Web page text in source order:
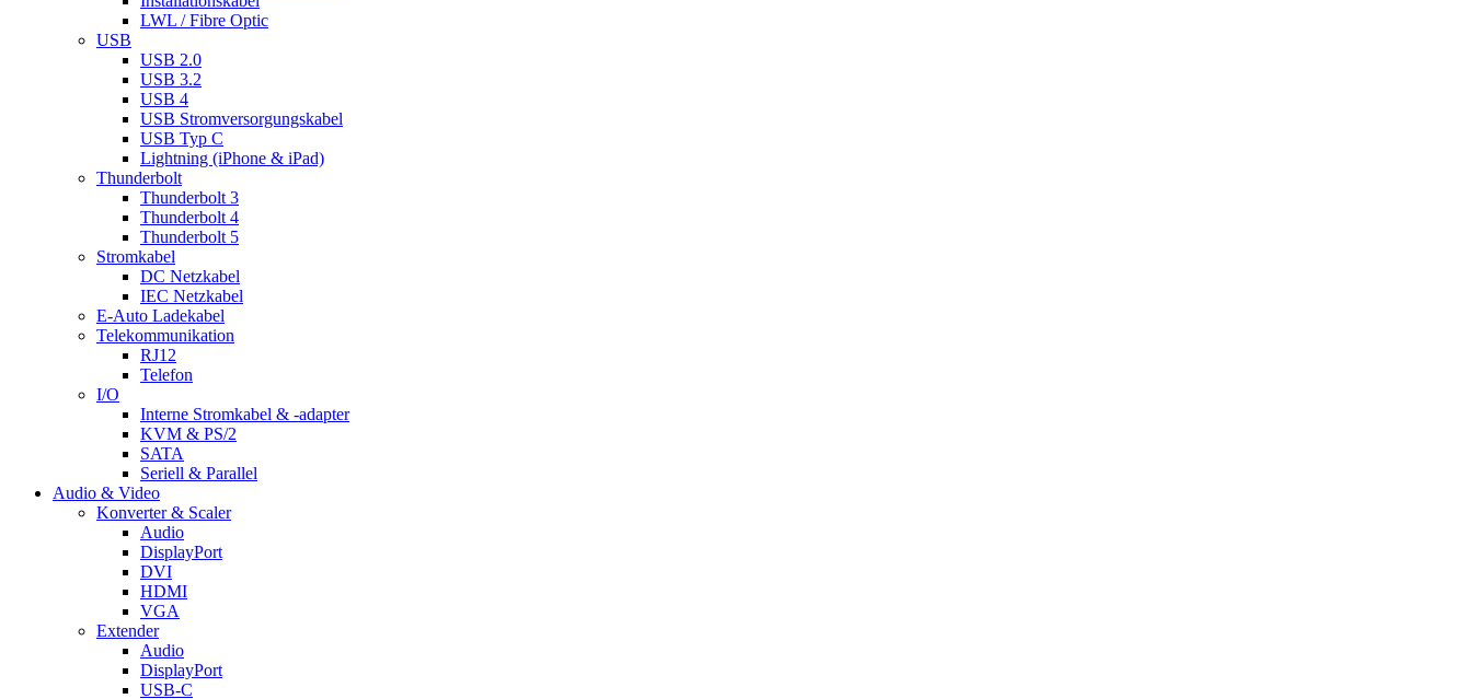
LWL / Fibre Optic
USB
USB 2.0
USB 3.2
USB 4
USB Stromversorgungskabel
USB Typ C
Lightning (iPhone & iPad)
Thunderbolt
Thunderbolt 3
Thunderbolt 4
Thunderbolt 5
Stromkabel
DC Netzkabel
IEC Netzkabel
E-Auto Ladekabel
Telekommunikation
RJ12
Telefon
I/O
Interne Stromkabel & -adapter
KVM & PS/2
SATA
Seriell & Parallel
Audio & Video
Konverter & Scaler
Audio
DisplayPort
DVI
HDMI
VGA
Extender
Audio
DisplayPort
USB-C